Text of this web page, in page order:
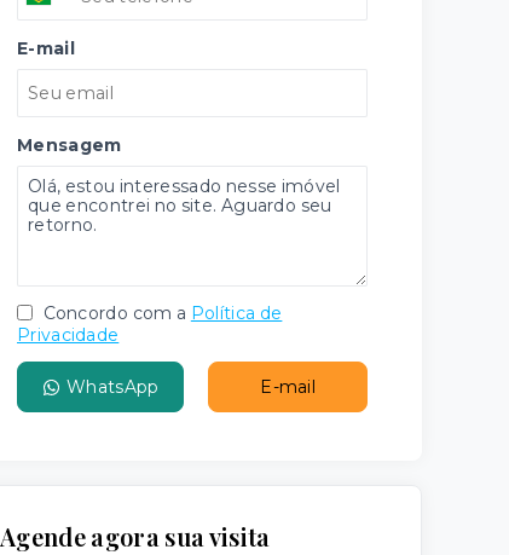
E-mail
Mensagem
Concordo com a Política de
Privacidade
WhatsApp E-mail
Agende agora sua visita